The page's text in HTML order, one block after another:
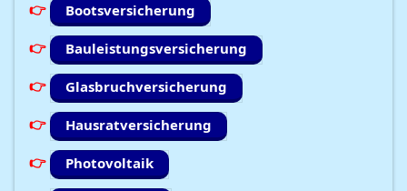
Bootsversicherung
Bauleistungsversicherung
Glasbruchversicherung
Hausratversicherung
Photovoltaik